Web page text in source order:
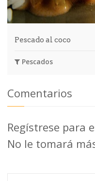
Pescado al coco
Pescados
Comentarios
Regístrese para
No le tomará